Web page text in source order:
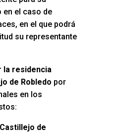
el caso de
en el que podrá
su representante
la residencia
de Robledo por
en los
de